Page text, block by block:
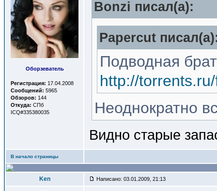
Оборзеватель
Регистрация: 17.04.2008
Сообщений: 5965
Обзоров: 144
Откуда: СПб
ICQ#335380035
Bonzi писал(a):
Papercut
Подводная
http://
Неоднократно
Видно старые
В начало страницы
Ken Написано: 03.01.2009, 21:13